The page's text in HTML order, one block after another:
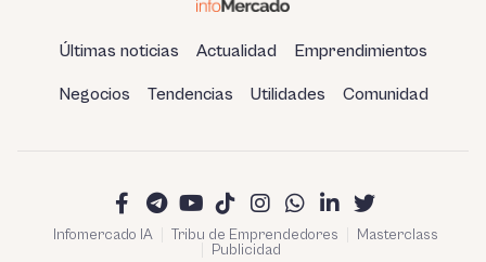
Últimas noticias Actualidad Emprendimientos
Negocios Tendencias Utilidades Comunidad
Infomercado IA Tribu de Emprendedores
Masterclass
Publicidad